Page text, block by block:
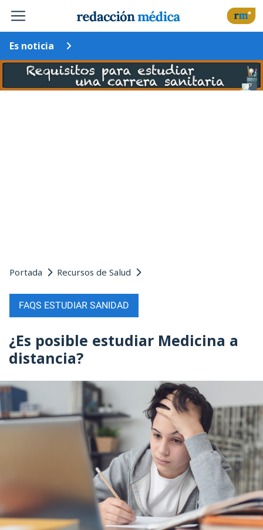
Es noticia
Portada Recursos de Salud
FAQS ESTUDIAR SANIDAD
¿Es posible estudiar Medicina a
distancia?